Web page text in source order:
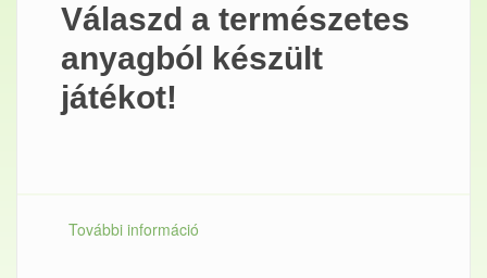
Válaszd a természetes
anyagból készült
játékot!
További információ